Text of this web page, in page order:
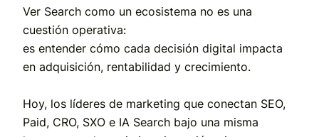
Ver Search como un ecosistema no es una
cuestión operativa:
es entender cómo cada decisión digital impacta
en adquisición, rentabilidad y crecimiento.
Hoy, los líderes de marketing que conectan SEO,
Paid, CRO, SXO e IA Search bajo una misma